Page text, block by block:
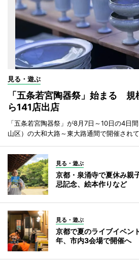
見る・遊ぶ
「五条若宮陶器祭」始まる 規
ら141店出店
「五条若宮陶器祭」が8月7日～10日の4日
山区）の大和大路～東大路通間で開催されて
見る・遊ぶ
京都・泉涌寺で夏休み
忌記念、絵本作りなど
見る・遊ぶ
京都で夏のライブイベ
年、市内3会場で開催へ